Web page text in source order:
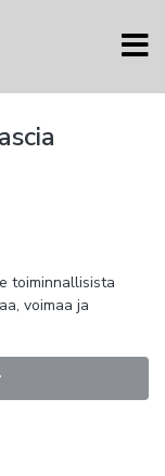
toiminnallisista
voimaa ja
Kehon